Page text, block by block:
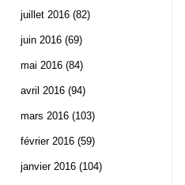
juillet 2016 (82)
juin 2016 (69)
mai 2016 (84)
avril 2016 (94)
mars 2016 (103)
février 2016 (59)
janvier 2016 (104)